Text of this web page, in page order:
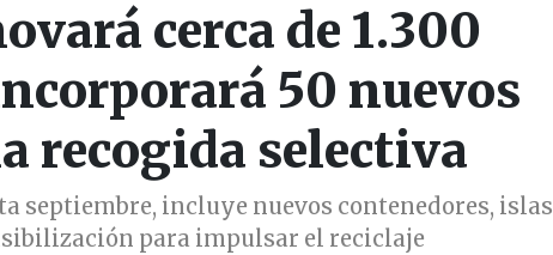
cerca de 1.300
50 nuevos
recogida selectiva
septiembre, incluye nuevos contenedores, islas
para impulsar el reciclaje